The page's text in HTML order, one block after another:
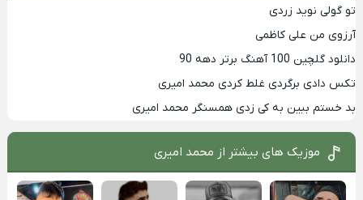
تو گولی نوید زردی
آرزوی من علی کاظمی
دانلود گلچین 100 آهنگ برتر دهه 90
تکس دادی برگردی غلط کردی محمد امیری
بد خستم ببین به کی زدی همسنگر محمد امیری
موزیک های بیشتر از محمد امیری